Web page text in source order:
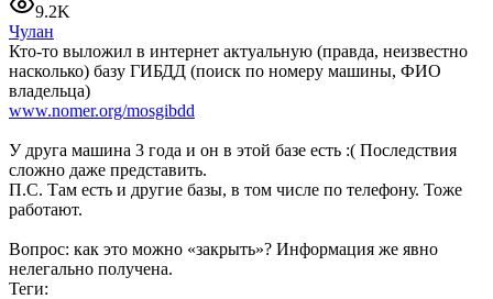
9.2K
Чулан
Кто-то выложил в интернет актуальную (правда, неизвестно
насколько) базу ГИБДД (поиск по номеру машины, ФИО
владельца)
www.nomer.org/mosgibdd
У друга машина 3 года и он в этой базе есть :( Последствия
сложно даже представить.
П.С. Там есть и другие базы, в том числе по телефону. Тоже
работают.
Вопрос: как это можно «закрыть»? Информация же явно
нелегально получена.
Теги: